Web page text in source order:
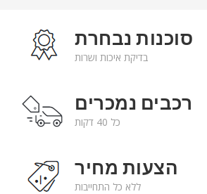
סוכנות נבחרת
בדיקת איכות ושרות
רכבים נמכרים
כל 40 דקות
הצעות מחיר
ללא כל התחייבות